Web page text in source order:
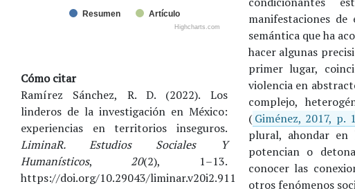
Resumen Artículo
Highcharts.com
Cómo citar
Ramírez Sánchez, R. D. (2022). Los
linderos de la investigación en México:
experiencias en territorios inseguros.
LiminaR. Estudios Sociales Y
Humanísticos, 20(2), 1–13.
https://doi.org/10.29043/liminar.v20i2.911
manifestaciones
semántica que ha
hacer algunas
primer lugar,
violencia en
complejo,
( Giménez, 2017, p.
plural, ahondar en
potencian o
conocer las
otros fenómenos